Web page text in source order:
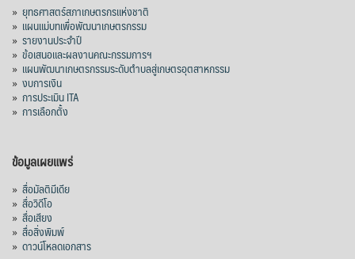
สภาเกษตรกรแห่งชาติ
2 days ago
คณะรัฐมนตรี อนุมัติโครงการอ่างเก็บน้ำ
คลองวังโตนด วงเงิน 7,200 ล้านบาท สะท้อน
ผลสำเร็จการผลักดันข้อเสนอเชิงนโยบายของ
เมื่อวันที่ 5 สิงหาคม 2569 คณะรัฐมนตรีมีมติ
อนุมัติโครงการอ่างเก็บน้ำคลองวังโตนด
จังหวัดจันทบุรี กรอบวงเงิน 7,200 ล้านบาท
กำหนดระยะเวลาดำเนินงาน 7 ปี (พ.ศ. 2570–
2576) โดยโครงการมีความจุ 99.50 ล้าน
ลูกบาศก์เมตร สามารถสนับสนุนพื้นที่
» ยุทธศาสตร์สภาเกษตรกรแห่งชาติ
» แผนแม่บทเพื่อพัฒนาเกษตรกรรม
» รายงานประจำปี
» ข้อเสนอและผลงานคณะกรรมการฯ
» แผนพัฒนาเกษตรกรรมระดับตำบลสู่เกษตรอุตสาหกรรม
» งบการเงิน
» การประเมิน ITA
» การเลือกตั้ง
ข้อมูลเผยแพร่
» สื่อมัลติมีเดีย
» สื่อวิดีโอ
» สื่อเสียง
» สื่อสิ่งพิมพ์
» ดาวน์โหลดเอกสาร